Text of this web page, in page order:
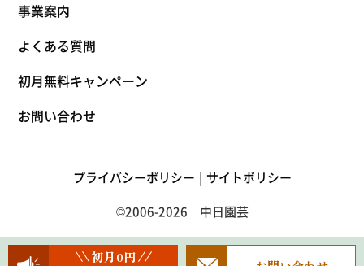
初月0円
事業案内
よくある質問
初月無料キャンペーン
お問い合わせ
プライバシーポリシー
サイトポリシー
©2006-2026 中日園芸